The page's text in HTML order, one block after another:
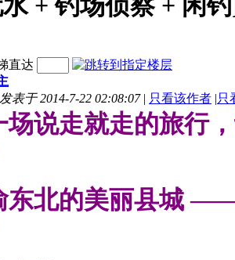
+ 钓场侦察 + 闲
直达
发表于 2014-7-22 02:08:07 | 只看该作者 |只
场说走就走的旅行
东北的美丽县城